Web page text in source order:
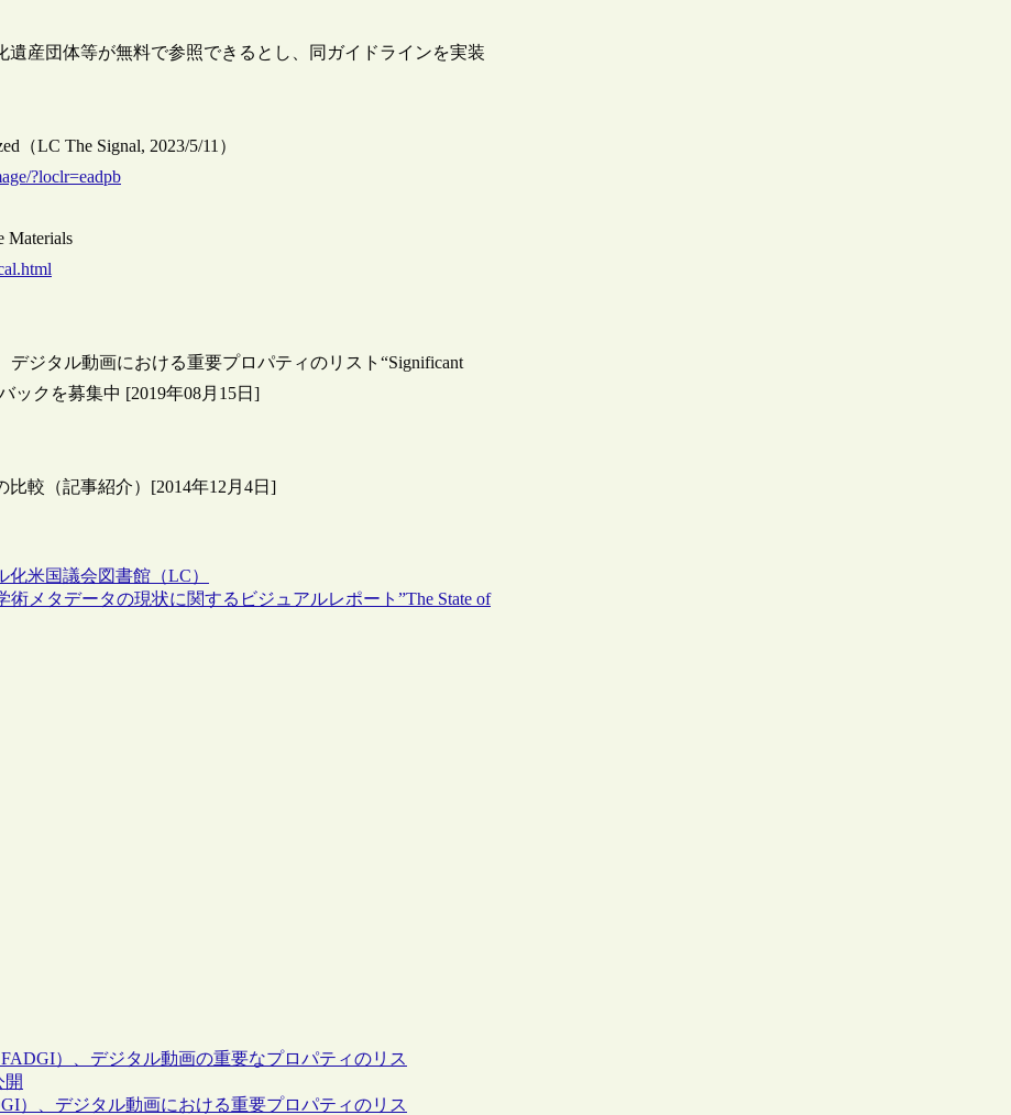
産団体等が無料で参照できるとし、同ガイドラインを実装
（LC The Signal, 2023/5/11）
?loclr=eadpb
Materials
ジタル動画における重要プロパティのリスト“Significant
ックを募集中 [2019年08月15日]
較（記事紹介）[2014年12月4日]
化米国議会図書館（LC）
メタデータの現状に関するビジュアルレポート”The State of
）、デジタル動画の重要なプロパティのリス
開
）、デジタル動画における重要プロパティのリス